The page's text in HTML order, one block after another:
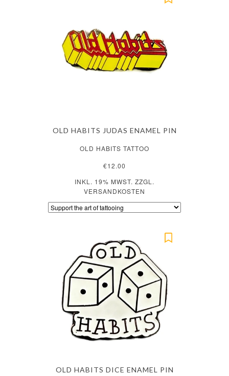
OLD HABITS JUDAS ENAMEL PIN
OLD HABITS TATTOO
€12.00
INKL. 19% MWST. ZZGL.
VERSANDKOSTEN
OLD HABITS DICE ENAMEL PIN